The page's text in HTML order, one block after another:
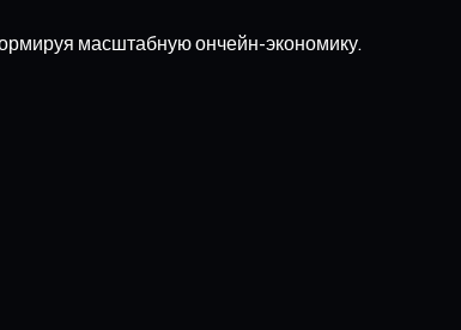
масштабную ончейн-экономику.